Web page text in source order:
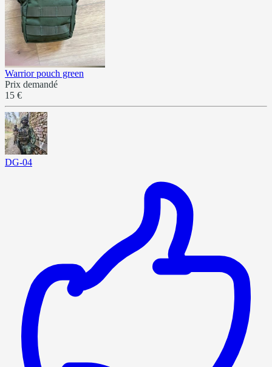
Warrior pouch green
Prix demandé
15 €
DG-04